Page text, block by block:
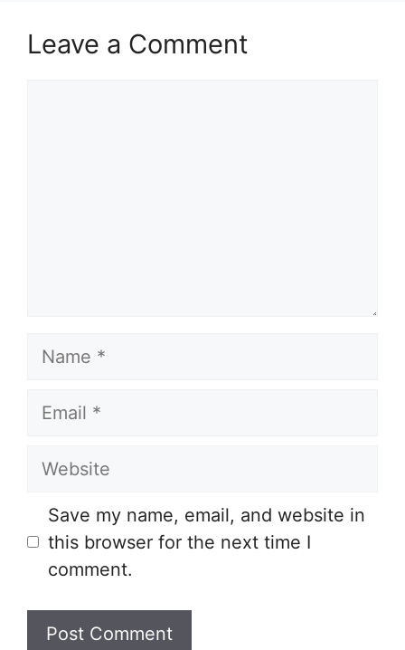
Leave a Comment
Name
Email
Website
Save my name, email, and website in
this browser for the next time I
comment.